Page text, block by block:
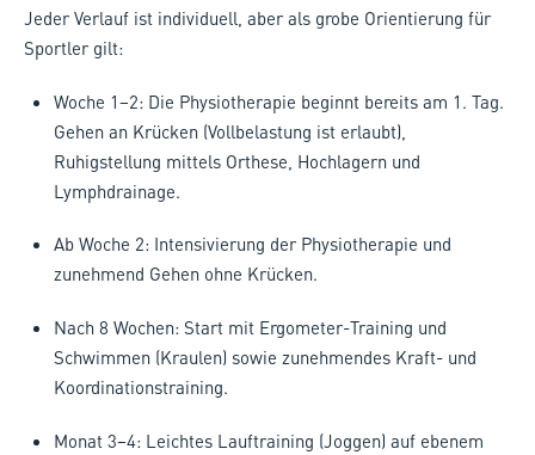
Jeder Verlauf ist individuell, aber als grobe Orientierung für
Sportler gilt:
Woche 1–2: Die Physiotherapie beginnt bereits am 1. Tag.
Gehen an Krücken (Vollbelastung ist erlaubt),
Ruhigstellung mittels Orthese, Hochlagern und
Lymphdrainage.
Ab Woche 2: Intensivierung der Physiotherapie und
zunehmend Gehen ohne Krücken.
Nach 8 Wochen: Start mit Ergometer-Training und
Schwimmen (Kraulen) sowie zunehmendes Kraft- und
Koordinationstraining.
Monat 3–4: Leichtes Lauftraining (Joggen) auf ebenem